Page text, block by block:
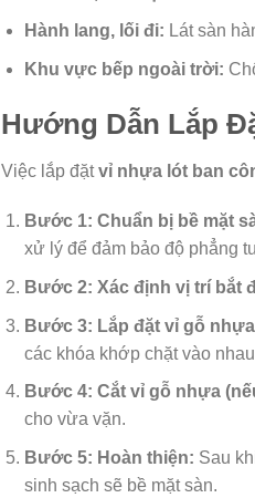
Hành lang, lối đi: Lát sàn
Khu vực bếp ngoài trời:
Hướng Dẫn Lắp
Việc lắp đặtvỉ nhựa lót ban
Bước 1: Chuẩn bị bề mặt
xử lý để đảm bảo độ phẳng
Bước 2: Xác định vị trí bắt
Bước 3: Lắp đặt vỉ gỗ
các khóa khớp chặt vào
Bước 4: Cắt vỉ gỗ nhựa
cho vừa vặn.
Bước 5: Hoàn thiện: Sau
sinh sạch sẽ bề mặt sàn.